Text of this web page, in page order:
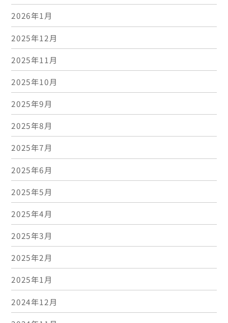
2026年1月
2025年12月
2025年11月
2025年10月
2025年9月
2025年8月
2025年7月
2025年6月
2025年5月
2025年4月
2025年3月
2025年2月
2025年1月
2024年12月